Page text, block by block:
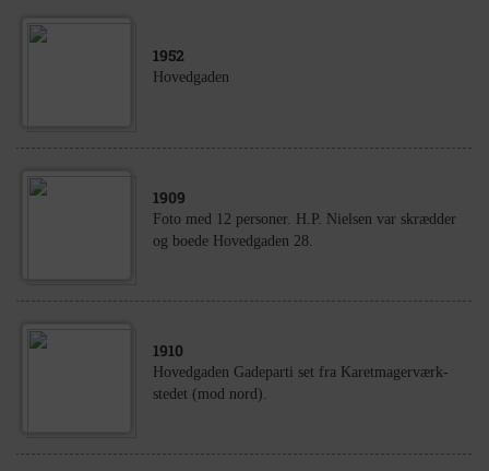
1952
Hovedgaden
1909
Foto med 12 personer. H.P. Nielsen var skrædder
og boede Hovedgaden 28.
1910
Hovedgaden Gadeparti set fra Karetmagerværk-
stedet (mod nord).